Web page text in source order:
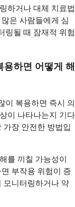
하거나 대체 치료법
은 사람들에게 심
링될 때 잠재적 위험
하면 어떻게 해
이 복용하면 즉시 의
이 나타나는지 기다
가장 안전한 방법입
를 끼칠 가능성이
부작용 위험이 증
모니터링하거나 약